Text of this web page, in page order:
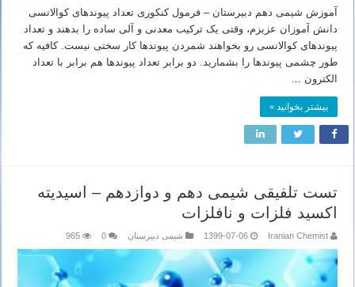
آموزش شیمی دهم دبیرستان – فرمول کنکوری تعداد پیوندهای کوالانسی
دانش آموزان عزیزم، وقتی یک ترکیب معدنی و آلی ساده را بدهند و تعداد
پیوندهای کوالانسی رو بخواهند شمردن پیوندها کار سختی نیست. کافیه که
طور چشمی پیوندها را بشمارید. دو برابر تعداد پیوندها هم برابر با تعداد
الکترون …
بیشتر بخوانید »
تست تلفیقی شیمی دهم و دوازدهم – اسیدیته
اکسید فلزات و نافلزات
Iranian Chemist
1399-07-06 شیمی دبیرستان 0
965